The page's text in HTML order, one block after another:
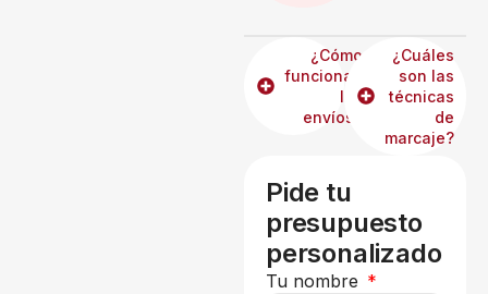
¿Cómo
funcionan
los
envíos?
¿Cuáles
son las
técnicas
de
marcaje?
Pide tu
presupuesto
personalizado
Tu nombre